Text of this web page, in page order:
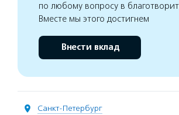
по любому вопросу в
Вместе мы этого достигнем
Внести вклад
Санкт-Петербург